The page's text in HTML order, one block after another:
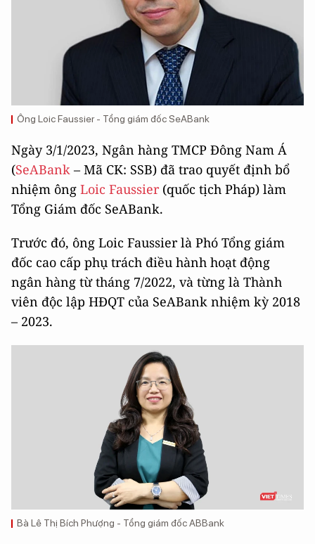
Ông Loic Faussier - Tổng giám đốc SeABank
Ngày 3/1/2023, Ngân hàng TMCP Đông Nam Á
(SeABank – Mã CK: SSB) đã trao quyết định bổ
nhiệm ông Loic Faussier(quốc tịch Pháp) làm
Tổng Giám đốc SeABank.
Trước đó, ông Loic Faussier là Phó Tổng giám
đốc cao cấp phụ trách điều hành hoạt động
ngân hàng từ tháng 7/2022, và từng là Thành
viên độc lập HĐQT của SeABank nhiệm kỳ 2018
– 2023.
Bà Lê Thị Bích Phượng - Tổng giám đốc ABBank